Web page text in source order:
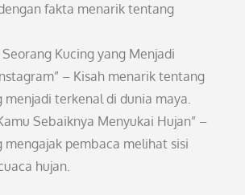
fakta menarik tentang
Seorang Kucing yang Menjadi
– Kisah menarik tentang
menjadi terkenal di dunia maya.
Sebaiknya Menyukai Hujan” –
mengajak pembaca melihat sisi
hujan.